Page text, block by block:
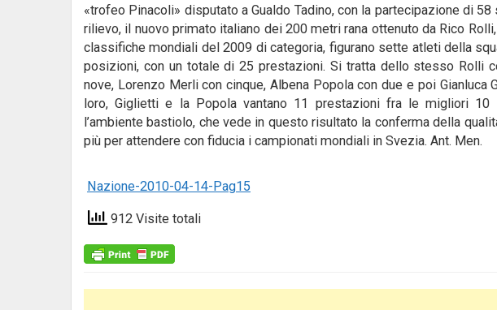
«trofeo Pinacoli» disputato a Gualdo Tadino, con la partecipazione di
rilievo, il nuovo primato italiano dei 200 metri rana ottenuto da Rico
classifiche mondiali del 2009 di categoria, figurano sette atleti della
posizioni, con un totale di 25 prestazioni. Si tratta dello stesso Rolli
nove, Lorenzo Merli con cinque, Albena Popola con due e poi Gianluca
loro, Giglietti e la Popola vantano 11 prestazioni fra le migliori
l’ambiente bastiolo, che vede in questo risultato la conferma della
più per attendere con fiducia i campionati mondiali in Svezia. Ant. Men.
Nazione-2010-04-14-Pag15
912 Visite totali